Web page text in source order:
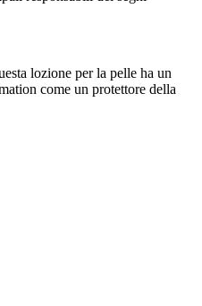
lozione per la pelle ha un
come un protettore della